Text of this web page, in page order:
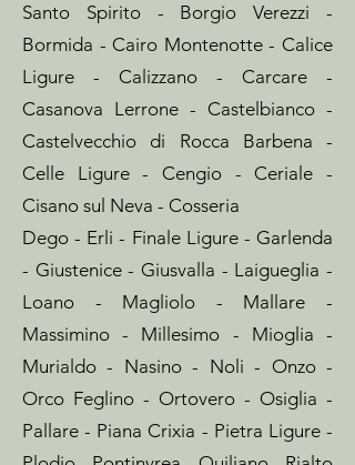
Santo Spirito - Borgio Verezzi -
Bormida - Cairo Montenotte - Calice
Ligure - Calizzano - Carcare -
Casanova Lerrone - Castelbianco -
Castelvecchio di Rocca Barbena -
Celle Ligure - Cengio - Ceriale -
Cisano sul Neva - Cosseria
Dego - Erli - Finale Ligure - Garlenda
- Giustenice - Giusvalla - Laigueglia -
Loano - Magliolo - Mallare -
Massimino - Millesimo - Mioglia -
Murialdo - Nasino- Noli - Onzo -
Orco Feglino - Ortovero - Osiglia -
Pallare - Piana Crixia - Pietra Ligure -